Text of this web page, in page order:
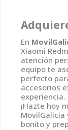
En
Xiaomi
atención
equipo te
perfecto
accesorios
experiencia.
¡Hazte hoy
bonito y